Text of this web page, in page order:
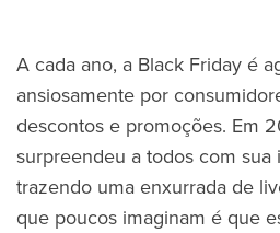
A cada ano, a Black Friday é
ansiosamente por
descontos e promoções. Em
surpreendeu a todos com sua
trazendo uma enxurrada de
que poucos imaginam é que